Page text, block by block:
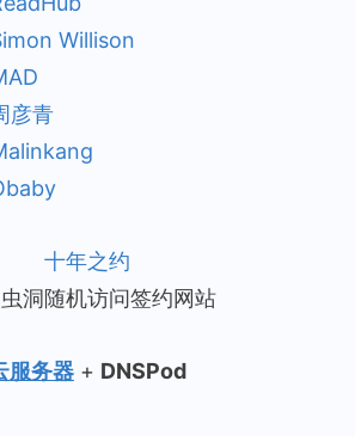
Willison
彦青
十年之约
洞随机访问签约网站
服务器 + DNSPod